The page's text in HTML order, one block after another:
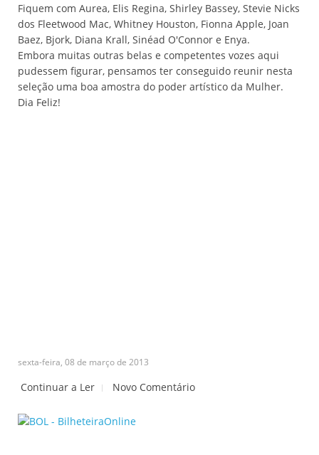
Fiquem com Aurea, Elis Regina, Shirley Bassey, Stevie Nicks
dos Fleetwood Mac, Whitney Houston, Fionna Apple, Joan
Baez, Bjork, Diana Krall, Sinéad O'Connor e Enya.
Embora muitas outras belas e competentes vozes aqui
pudessem figurar, pensamos ter conseguido reunir nesta
seleção uma boa amostra do poder artístico da Mulher.
Dia Feliz!
sexta-feira, 08 de março de 2013
Continuar a Ler Novo Comentário